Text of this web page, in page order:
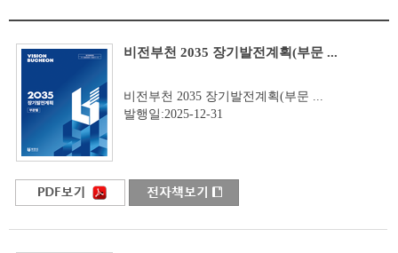
비전부천 2035 장기발전계획(부문 ...
비전부천 2035 장기발전계획(부문 ...
발행일:2025-12-31